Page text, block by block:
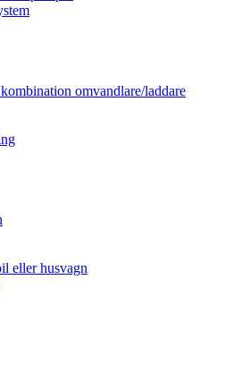
omvandlare/laddare
eller husvagn